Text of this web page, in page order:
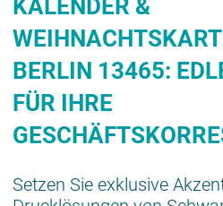
KALENDER &
BERLIN 13465:
FÜR IHRE
Setzen Sie exklusive